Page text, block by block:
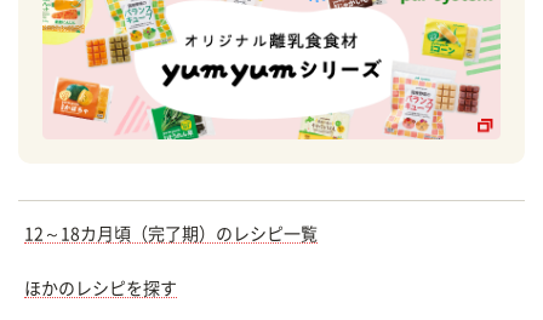
12～18カ月頃（完了期）のレシピ一覧
ほかのレシピを探す